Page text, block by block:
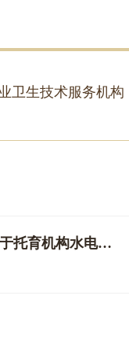
卫生技术服务机构
省发改委 省卫健委关于托育机构水电气价格政策有关问题的通知